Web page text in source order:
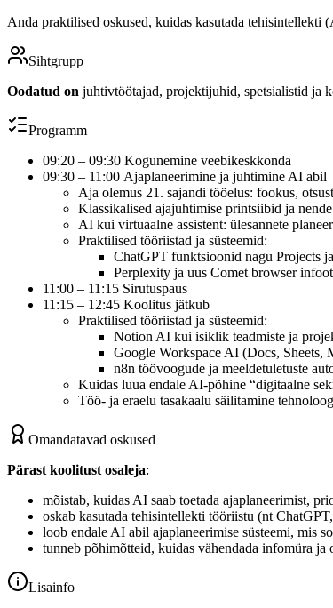
Anda praktilised oskused, kuidas kasutada tehisintellekti
Sihtgrupp
Oodatud on juhtivtöötajad, projektijuhid, spetsialistid ja
Programm
09:20 – 09:30 Kogunemine veebikeskkonda
09:30 – 11:00 Ajaplaneerimine ja juhtimine AI abil
Aja olemus 21. sajandi tööelus: fookus,
Klassikalised ajajuhtimise printsiibid ja
AI kui virtuaalne assistent: ülesannete
Praktilised tööriistad ja süsteemid:
ChatGPT funktsioonid nagu Projects
Perplexity ja uus Comet browser
11:00 – 11:15 Sirutuspaus
11:15 – 12:45 Koolitus jätkub
Praktilised tööriistad ja süsteemid:
Notion AI kui isiklik teadmiste ja
Google Workspace AI (Docs, Sheets,
n8n töövoogude ja meeldetuletuste
Kuidas luua endale AI-põhine “digitaalne
Töö- ja eraelu tasakaalu säilitamine
Omandatavad oskused
Pärast koolitust osaleja:
mõistab, kuidas AI saab toetada ajaplaneerimist,
oskab kasutada tehisintellekti tööriistu (nt
loob endale AI abil ajaplaneerimise süsteemi, mis
tunneb põhimõtteid, kuidas vähendada infomüra ja
Lisainfo